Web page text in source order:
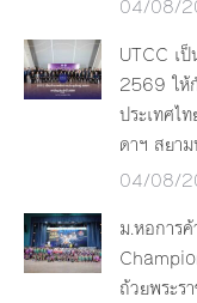
04/08/
UTCC เ
2569 ให้
ประเทศไ
ดาฯ สยา
04/08/
ม.หอการ
ถ้วยพระร